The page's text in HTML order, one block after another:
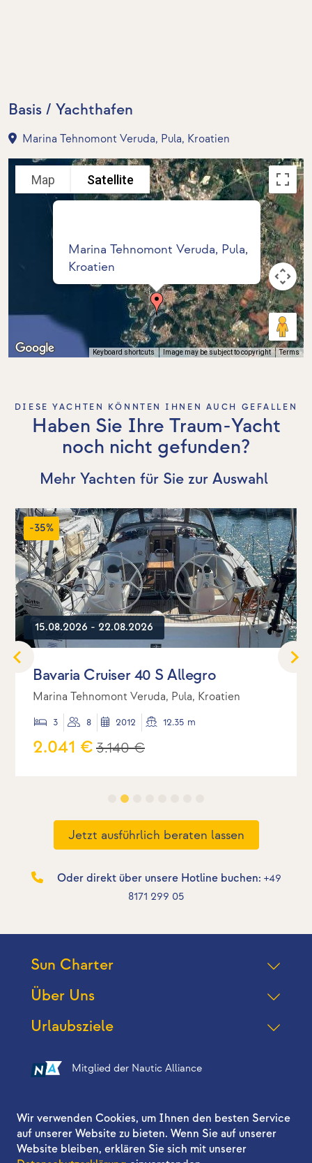
Basis / Yachthafen
Marina Tehnomont Veruda, Pula, Kroatien
Marina Tehnomont Veruda, Pula,
Kroatien
Map Satellite
Keyboard shortcuts Image may be subject to copyright Terms
DIESE YACHTEN KÖNNTEN IHNEN AUCH GEFALLEN
Haben Sie Ihre Traum-Yacht
noch nicht gefunden?
Mehr Yachten für Sie zur Auswahl
-35%
15.08.2026 - 22.08.2026
Bavaria Cruiser 40 S Allegro
Marina Tehnomont Veruda, Pula, Kroatien
3 8 2012 12.35 m
2.041 €3.140 €
Jetzt ausführlich beraten lassen
Oder direkt über unsere Hotline buchen: +49
8171 299 05
Sun Charter
Über Uns
Urlaubsziele
Mitglied der Nautic Alliance
Wir verwenden Cookies, um Ihnen den besten Service
auf unserer Website zu bieten. Wenn Sie auf unserer
Website bleiben, erklären Sie sich mit unserer